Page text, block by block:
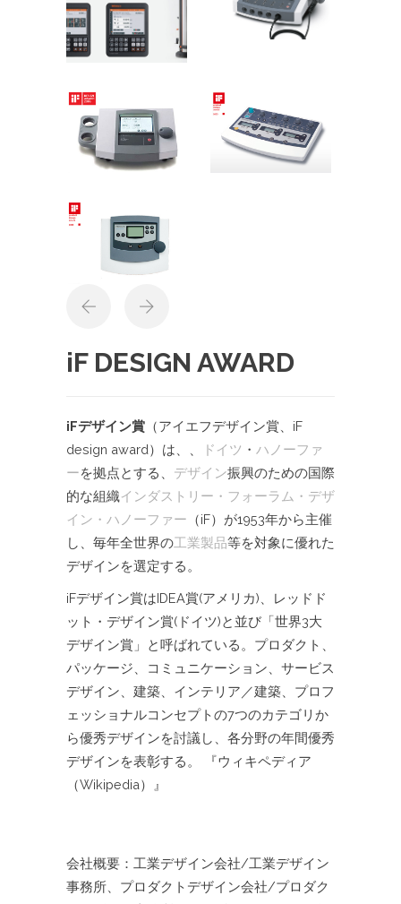
iF DESIGN AWARD
iFデザイン賞 （アイエフデザイン賞、iF
design award）は、、
ドイツ ・ ハノーファ
ーを拠点とする、 デザイン振興のための国際
的な組織インダストリー・フォーラム・デザ
イン・ハノーファー （iF）が1953年から主催
し、毎年全世界の工業製品等を対象に優れた
デザインを選定する。
iFデザイン賞はIDEA賞(アメリカ)、レッドド
ット・デザイン賞(ドイツ)と並び「世界3大
デザイン賞」と呼ばれている。プロダクト、
パッケージ、コミュニケーション、サービス
デザイン、建築、インテリア／建築、プロフ
ェッショナルコンセプトの7つのカテゴリか
ら優秀デザインを討議し、各分野の年間優秀
デザインを表彰する。 『ウィキペディア
（Wikipedia）』
会社概要：工業デザイン会社/工業デザイン
事務所、プロダクトデザイン会社/プロダク